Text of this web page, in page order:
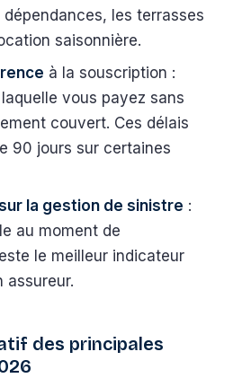
les terrasses
saisonnière.
à la souscription :
vous payez sans
couvert. Ces délais
90 jours sur certaines
la gestion de sinistre :
au moment de
le meilleur indicateur
assureur.
des principales